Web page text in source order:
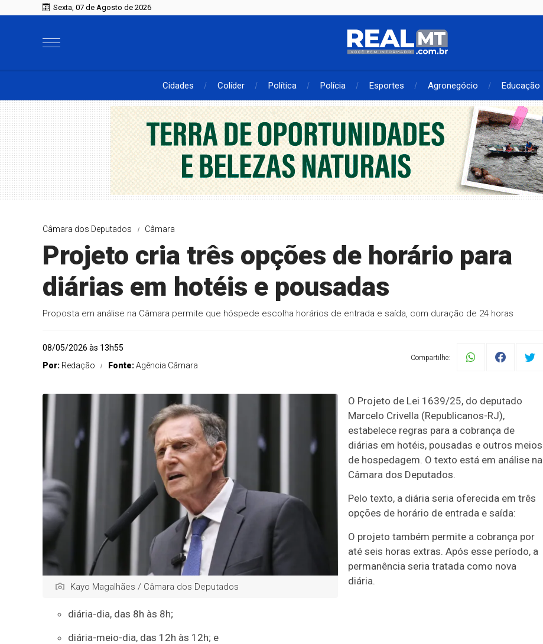
Sexta, 07 de Agosto de 2026
Cidades Colíder Política Polícia Esportes Agronegócio Educação
Câmara dos Deputados Câmara
Projeto cria três opções de horário para
diárias em hotéis e pousadas
Proposta em análise na Câmara permite que hóspede escolha horários de entrada e saída, com duração de 24 horas
08/05/2026 às 13h55
Por: Redação Fonte:Agência Câmara
Compartilhe:
Kayo Magalhães / Câmara dos Deputados
O Projeto de Lei 1639/25, do deputado
Marcelo Crivella (Republicanos-RJ),
estabelece regras para a cobrança de
diárias em hotéis, pousadas e outros meios
de hospedagem. O texto está em análise na
Câmara dos Deputados.
Pelo texto, a diária seria oferecida em três
opções de horário de entrada e saída:
diária-dia, das 8h às 8h;
diária-meio-dia, das 12h às 12h; e
O projeto também permite a cobrança por
até seis horas extras. Após esse período, a
permanência seria tratada como nova
diária.